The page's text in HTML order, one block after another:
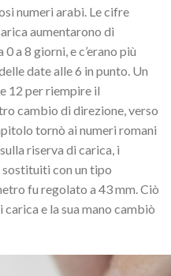
numeri arabi. Le cifre
aumentarono di
a 8 giorni, e c’erano più
date alle 6 in punto. Un
12 per riempire il
cambio di direzione, verso
tornò ai numeri romani
riserva di carica, i
con un tipo
fu regolato a 43 mm.Ciò
e la sua mano cambiò